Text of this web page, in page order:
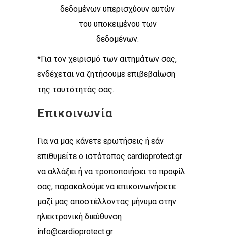
δεδομένων υπερισχύουν αυτών
του υποκειμένου των
δεδομένων.
*Για τον χειρισμό των αιτημάτων σας,
ενδέχεται να ζητήσουμε επιβεβαίωση
της ταυτότητάς σας.
Επικοινωνία
Για να μας κάνετε ερωτήσεις ή εάν
επιθυμείτε ο ιστότοπος cardioprotect.gr
να αλλάξει ή να τροποποιήσει το προφίλ
σας, παρακαλούμε να επικοινωνήσετε
μαζί μας αποστέλλοντας μήνυμα στην
ηλεκτρονική διεύθυνση
info@cardioprotect.gr